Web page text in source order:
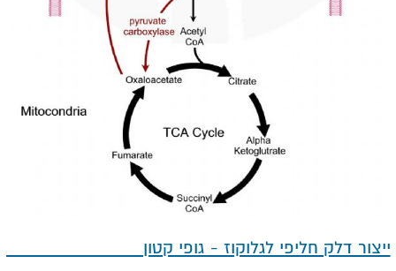
ייצור דלק חליפי לגלוקוז - גופי קטון